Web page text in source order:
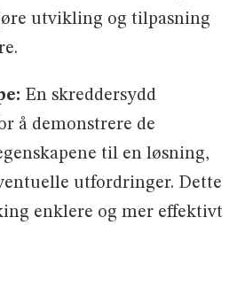
utvikling og tilpasning
En skreddersydd
å demonstrere de
til en løsning,
utfordringer. Dette
enklere og mer effektivt